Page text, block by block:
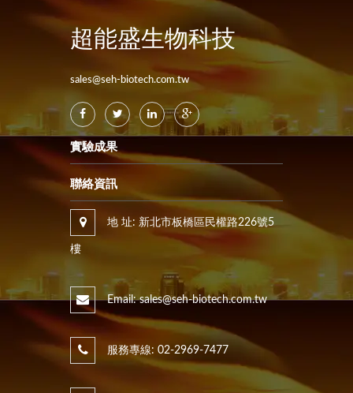
超能盛生物科技
sales@seh-biotech.com.tw
實驗成果
聯絡資訊
地 址: 新北市板橋區民權路226號5
樓
Email: sales@seh-biotech.com.tw
服務專線: 02-2969-7477